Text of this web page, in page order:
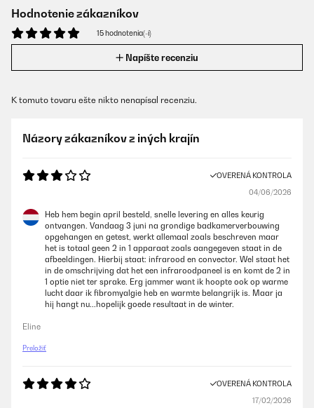
Hodnotenie zákazníkov
15 hodnotenia(-í)
Napíšte recenziu
K tomuto tovaru ešte nikto nenapísal recenziu.
Názory zákazníkov z iných krajín
OVERENÁ KONTROLA
04/06/2026
Heb hem begin april besteld, snelle levering en alles keurig
ontvangen. Vandaag 3 juni na grondige badkamerverbouwing
opgehangen en getest, werkt allemaal zoals beschreven maar
het is totaal geen 2 in 1 apparaat zoals aangegeven staat in de
afbeeldingen. Hierbij staat: infrarood en convector. Wel staat het
in de omschrijving dat het een infraroodpaneel is en komt de 2 in
1 optie niet ter sprake. Erg jammer want ik hoopte ook op warme
lucht daar ik fibromyalgie heb en warmte belangrijk is. Maar ja
hij hangt nu...hopelijk goede resultaat in de winter.
Eline
Preložiť
OVERENÁ KONTROLA
17/02/2026